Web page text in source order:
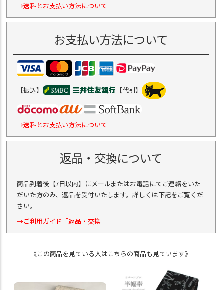
→送料とお支払い方法について
お支払い方法について
【振込】 【代引】
→送料とお支払い方法について
返品・交換について
商品到着後【7日以内】にメールまたはお電話にてご連絡をいた
だいた方のみ、返品を受付いたします。詳しくは下記をご覧くだ
さい。
→ご利用ガイド「返品・交換」
《この商品を見ている人はこちらの商品も見ています》